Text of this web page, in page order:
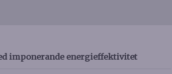
imponerande energieffektivitet